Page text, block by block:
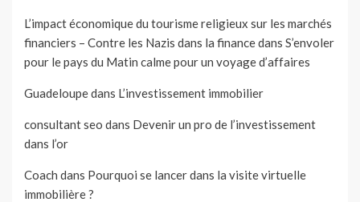
L’impact économique du tourisme religieux sur les marchés
financiers – Contre les Nazis dans la financedans S’envoler
pour le pays du Matin calme pour un voyage d’affaires
Guadeloupedans L’investissement immobilier
consultant seo dans Devenir un pro de l’investissement
dans l’or
Coach dans Pourquoi se lancer dans la visite virtuelle
immobilière ?